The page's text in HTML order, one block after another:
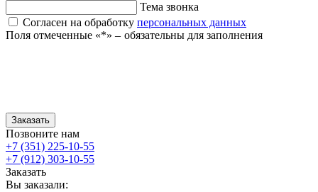
Тема звонка
Согласен на обработку персональных данных
Поля отмеченные «*» ‒ обязательны для заполнения
Заказать
Позвоните нам
+7 (351) 225-10-55
+7 (912) 303-10-55
Заказать
Вы заказали: